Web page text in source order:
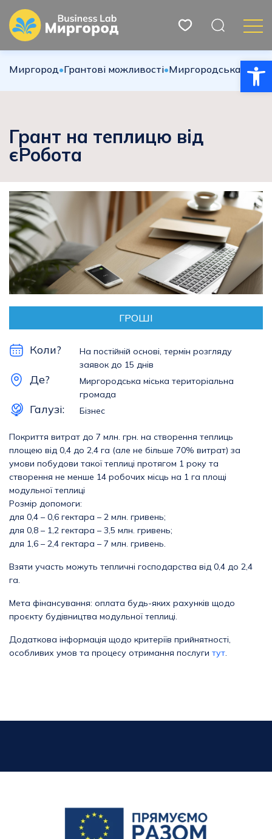
Миргород•Грантові можливості•Миргородська
Грант на теплицю від
єРобота
ГРОШІ
Коли?
На постійній основі, термін розгляду
заявок до 15 днів
Де?
Миргородська міська територіальна
громада
Галузі: Бізнес
Покриття витрат до 7 млн. грн. на створення теплиць
площею від 0,4 до 2,4 га (але не більше 70% витрат) за
умови побудови такої теплиці протягом 1 року та
створення не менше 14 робочих місць на 1 га площі
модульної теплиці
Розмір допомоги:
для 0,4 – 0,6 гектара – 2 млн. гривень;
для 0,8 – 1,2 гектара – 3,5 млн. гривень;
для 1,6 – 2,4 гектара – 7 млн. гривень.
Взяти участь можуть тепличні господарства від 0,4 до 2,4
га.
Мета фінансування: оплата будь-яких рахунків щодо
проєкту будівництва модульної теплиці.
Додаткова інформація щодо критеріїв прийнятності,
особливих умов та процесу отримання послуги тут.